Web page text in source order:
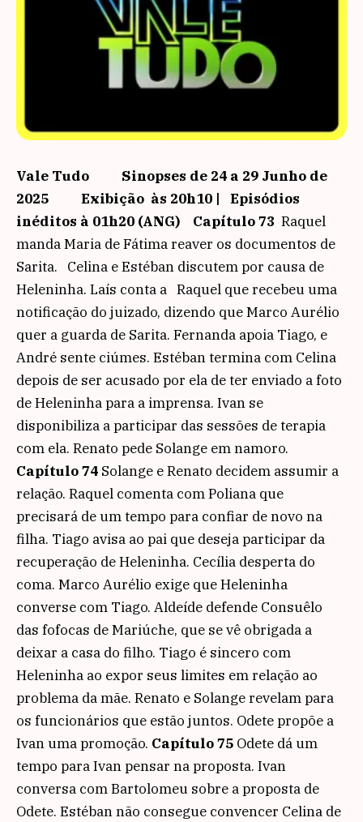
Vale Tudo
Sinopses de 24 a 29 Junho de
2025
Exibição às 20h10 | Episódios
inéditos à 01h20 (ANG)
Capítulo 73 Raquel
manda Maria de Fátima reaver os documentos de
Sarita. Celina e Estéban discutem por causa de
Heleninha. Laís conta a Raquel que recebeu uma
notificação do juizado, dizendo que Marco Aurélio
quer a guarda de Sarita. Fernanda apoia Tiago, e
André sente ciúmes. Estéban termina com Celina
depois de ser acusado por ela de ter enviado a foto
de Heleninha para a imprensa. Ivan se
disponibiliza a participar das sessões de terapia
com ela. Renato pede Solange em namoro.
Capítulo 74 Solange e Renato decidem assumir a
relação. Raquel comenta com Poliana que
precisará de um tempo para confiar de novo na
filha. Tiago avisa ao pai que deseja participar da
recuperação de Heleninha. Cecília desperta do
coma. Marco Aurélio exige que Heleninha
converse com Tiago. Aldeíde defende Consuêlo
das fofocas de Mariúche, que se vê obrigada a
deixar a casa do filho. Tiago é sincero com
Heleninha ao expor seus limites em relação ao
problema da mãe. Renato e Solange revelam para
os funcionários que estão juntos. Odete propõe a
Ivan uma promoção. Capítulo 75 Odete dá um
tempo para Ivan pensar na proposta. Ivan
conversa com Bartolomeu sobre a proposta de
Odete. Estéban não consegue convencer Celina de